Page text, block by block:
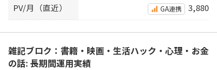
PV/月（直近） GA連携 3,880
雑記ブロク：書籍・映画・生活ハック・心理・お金
の話: 長期間運用実績